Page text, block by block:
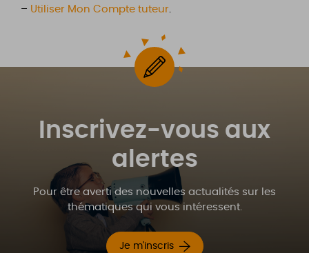
– Utiliser Mon Compte tuteur.
Inscrivez-vous aux
alertes
Pour être averti des nouvelles actualités sur les
thématiques qui vous intéressent.
Je m'inscris